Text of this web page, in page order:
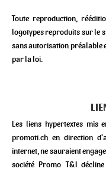
Toute reproduction,
logotypes reproduits sur le
sans autorisation préalable
par la loi.
Les liens hypertextes mis
promoti.ch en direction
internet, ne sauraient
société Promo T&I